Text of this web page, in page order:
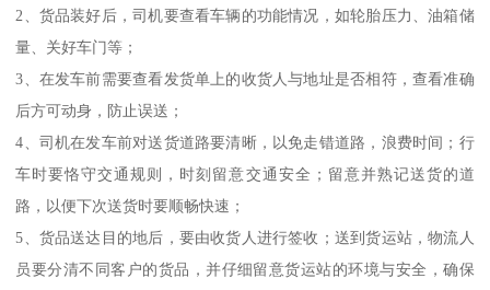
2、货品装好后，司机要查看车辆的功能情况，如轮胎压力、油箱储
量、关好车门等；
3、在发车前需要查看发货单上的收货人与地址是否相符，查看准确
后方可动身，防止误送；
4、司机在发车前对送货道路要清晰，以免走错道路，浪费时间；行
车时要恪守交通规则，时刻留意交通安全；留意并熟记送货的道
路，以便下次送货时要顺畅快速；
5、货品送达目的地后，要由收货人进行签收；送到货运站，物流人
员要分清不同客户的货品，并仔细留意货运站的环境与安全，确保